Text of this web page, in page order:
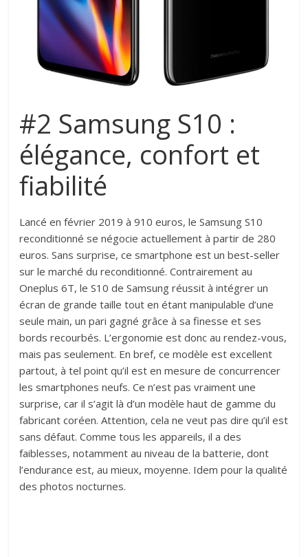
#2 Samsung S10 :
élégance, confort et
fiabilité
Lancé en février 2019 à 910 euros, le Samsung S10
reconditionné se négocie actuellement à partir de 280
euros. Sans surprise, ce smartphone est un best-seller
sur le marché du reconditionné. Contrairement au
Oneplus 6T, le S10 de Samsung réussit à intégrer un
écran de grande taille tout en étant manipulable d’une
seule main, un pari gagné grâce à sa finesse et ses
bords recourbés. L’ergonomie est donc au rendez-vous,
mais pas seulement. En bref, ce modèle est excellent
partout, à tel point qu’il est en mesure de concurrencer
les smartphones neufs. Ce n’est pas vraiment une
surprise, car il s’agit là d’un modèle haut de gamme du
fabricant coréen. Attention, cela ne veut pas dire qu’il est
sans défaut. Comme tous les appareils, il a des
faiblesses, notamment au niveau de la batterie, dont
l’endurance est, au mieux, moyenne. Idem pour la qualité
des photos nocturnes.